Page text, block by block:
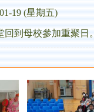
19 (星期五)
到母校參加重聚